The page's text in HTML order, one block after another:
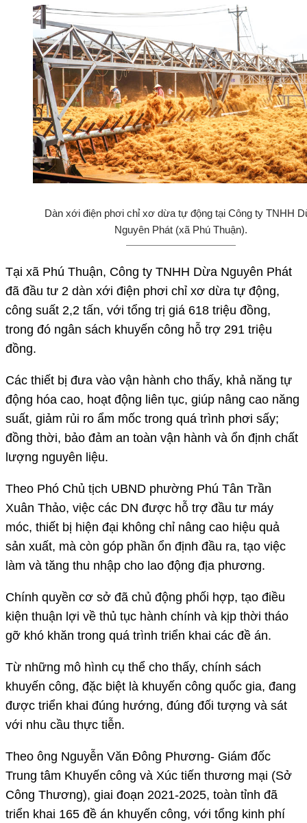
Dàn xới điện phơi chỉ xơ dừa tự động tại Công ty TNHH
Nguyên Phát (xã Phú Thuận).
Tại xã Phú Thuận, Công ty TNHH Dừa Nguyên Phát
đã đầu tư 2 dàn xới điện phơi chỉ xơ dừa tự động,
công suất 2,2 tấn, với tổng trị giá 618 triệu đồng,
trong đó ngân sách khuyến công hỗ trợ 291 triệu
đồng.
Các thiết bị đưa vào vận hành cho thấy, khả năng tự
động hóa cao, hoạt động liên tục, giúp nâng cao năng
suất, giảm rủi ro ẩm mốc trong quá trình phơi sấy;
đồng thời, bảo đảm an toàn vận hành và ổn định chất
lượng nguyên liệu.
Theo Phó Chủ tịch UBND phường Phú Tân Trần
Xuân Thảo, việc các DN được hỗ trợ đầu tư máy
móc, thiết bị hiện đại không chỉ nâng cao hiệu quả
sản xuất, mà còn góp phần ổn định đầu ra, tạo việc
làm và tăng thu nhập cho lao động địa phương.
Chính quyền cơ sở đã chủ động phối hợp, tạo điều
kiện thuận lợi về thủ tục hành chính và kịp thời tháo
gỡ khó khăn trong quá trình triển khai các đề án.
Từ những mô hình cụ thể cho thấy, chính sách
khuyến công, đặc biệt là khuyến công quốc gia, đang
được triển khai đúng hướng, đúng đối tượng và sát
với nhu cầu thực tiễn.
Theo ông Nguyễn Văn Đông Phương- Giám đốc
Trung tâm Khuyến công và Xúc tiến thương mại (Sở
Công Thương), giai đoạn 2021-2025, toàn tỉnh đã
triển khai 165 đề án khuyến công, với tổng kinh phí